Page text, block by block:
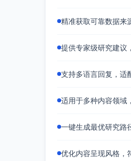
精准获取可靠数据来
提供专家级研究建议
支持多语言回复，适
适用于多种内容领域
一键生成最优研究路
优化内容呈现风格，